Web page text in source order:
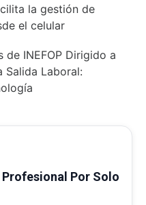
la gestión de
el celular
de INEFOP Dirigido a
Salida Laboral:
Por Solo